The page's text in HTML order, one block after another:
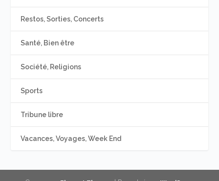
Restos, Sorties, Concerts
Santé, Bien être
Société, Religions
Sports
Tribune libre
Vacances, Voyages, Week End